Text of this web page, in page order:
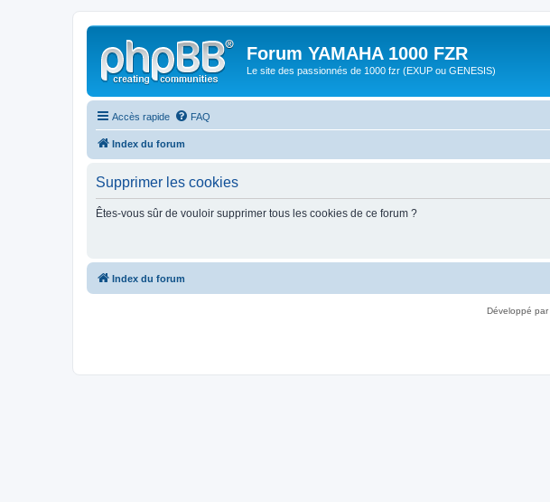
Forum YAMAHA 1000 FZR
Le site des passionnés de 1000 fzr (EXUP ou GENESIS)
Accès rapide FAQ
Index du forum
Supprimer les cookies
Êtes-vous sûr de vouloir supprimer tous les cookies de ce forum ?
Index du forum
Développé par